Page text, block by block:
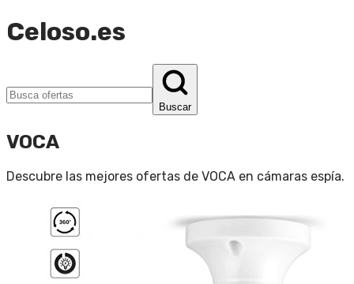
Celoso.es
Buscar
VOCA
Descubre las mejores ofertas de VOCA en cámaras espía.